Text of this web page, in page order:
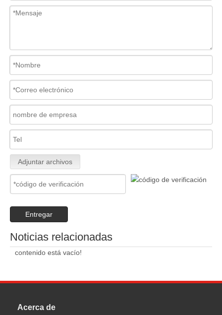
Adjuntar archivos
Entregar
Noticias relacionadas
contenido está vacío!
Acerca de